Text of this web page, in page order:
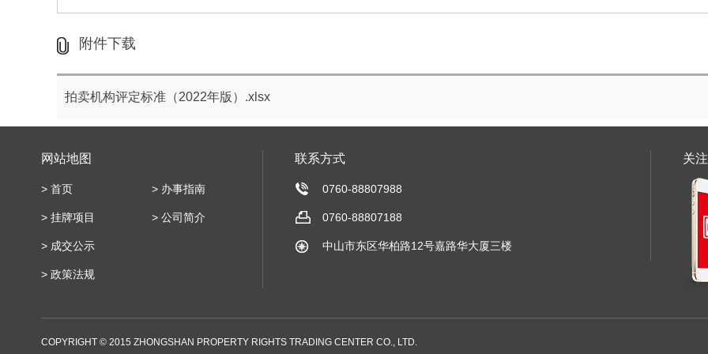
附件下载
拍卖机构评定标准（2022年版）.xlsx
网站地图
> 首页
> 挂牌项目
> 成交公示
> 政策法规
> 办事指南
> 公司简介
联系方式
0760-88807988
0760-88807188
中山市东区华柏路12号嘉路华大厦三楼
关
COPYRIGHT © 2015 ZHONGSHAN PROPERTY RIGHTS TRADING CENTER CO., LTD.